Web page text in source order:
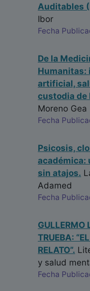
Auditables
Ibor
Fecha
De la
Humanitas:
artificial,
custodia de
Moreno Gea
Fecha
Psicosis,
académica:
sin atajos.
Adamed
Fecha
GULLERMO
TRUEBA:
RELATO”.
y salud
Fecha